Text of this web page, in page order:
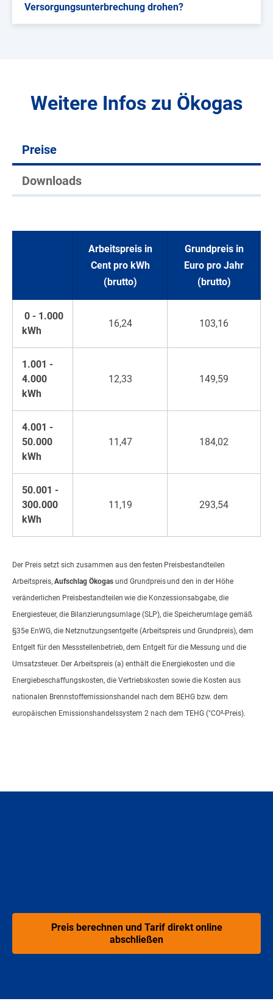
Versorgungsunterbrechung drohen?
Weitere Infos zu Ökogas
Preise
Downloads
Arbeitspreis in
Cent pro kWh
(brutto)
Grundpreis in
Euro pro Jahr
(brutto)
0 - 1.000
kWh
16,24 103,16
1.001 -
4.000
kWh
12,33 149,59
4.001 -
50.000
kWh
11,47 184,02
50.001 -
300.000
kWh
11,19 293,54
Der Preis setzt sich zusammen aus den festen Preisbestandteilen
Arbeitspreis, Aufschlag Ökogas und Grundpreis und den in der Höhe
veränderlichen Preisbestandteilen wie die Konzessionsabgabe, die
Energiesteuer, die Bilanzierungsumlage (SLP), die Speicherumlage gemäß
§35e EnWG, die Netznutzungsentgelte (Arbeitspreis und Grundpreis), dem
Entgelt für den Messstellenbetrieb, dem Entgelt für die Messung und die
Umsatzsteuer. Der Arbeitspreis (a) enthält die Energiekosten und die
Energiebeschaffungskosten, die Vertriebskosten sowie die Kosten aus
nationalen Brennstoffemissionshandel nach dem BEHG bzw. dem
europäischen Emissionshandelssystem 2 nach dem TEHG ("CO²-Preis).
Preis berechnen und Tarif direkt online
abschließen